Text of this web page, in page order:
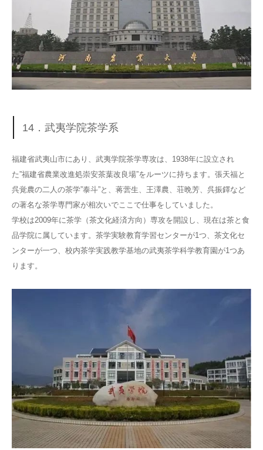
14．武夷学院茶学系
福建省武夷山市にあり、武夷学院茶学専攻は、1938年に設立され
た”福建省農業改進処崇安茶葉改良場”をルーツに持ちます。張天福と
呉覚農の二人の茶学”泰斗”と、蒋蕓生、王澤農、荘晩芳、呉振鐸など
の著名な茶学専門家が相次いでここで仕事をしていました。
学校は2009年に茶学（茶文化経済方向）専攻を開設し、現在は茶と食
品学院に属しています。茶学実験教育学習センターが1つ、茶文化セ
ンターが一つ、校内茶学実践教学基地の武夷茶学科学教育園が1つあ
ります。